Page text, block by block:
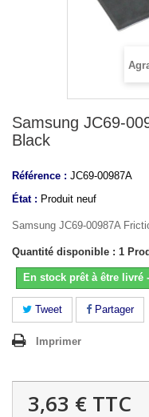
Samsung JC69-
Black
Référence : JC69-00987A
État : Produit neuf
Samsung JC69-00987A
Quantité disponible : 1
En stock prêt à être
Tweet Partager
Imprimer
3,63 € TTC